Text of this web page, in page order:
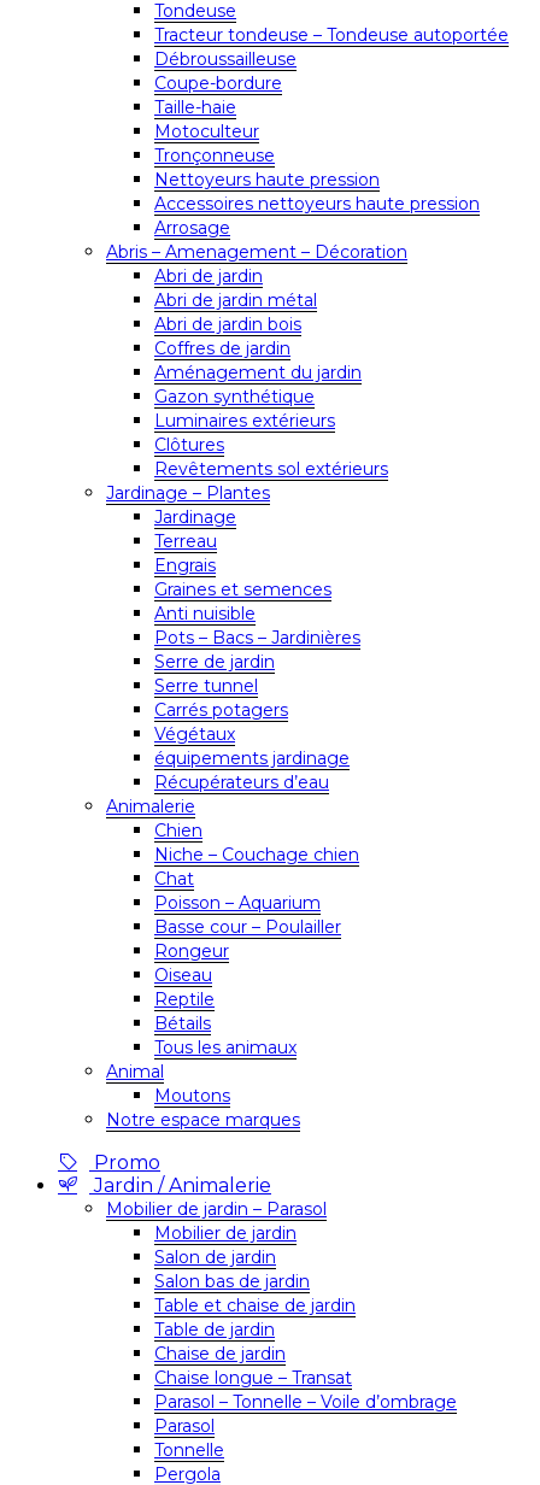
Tondeuse
Tracteur tondeuse – Tondeuse autoportée
Débroussailleuse
Coupe-bordure
Taille-haie
Motoculteur
Tronçonneuse
Nettoyeurs haute pression
Accessoires nettoyeurs haute pression
Arrosage
Abris – Amenagement – Décoration
Abri de jardin
Abri de jardin métal
Abri de jardin bois
Coffres de jardin
Aménagement du jardin
Gazon synthétique
Luminaires extérieurs
Clôtures
Revêtements sol extérieurs
Jardinage – Plantes
Jardinage
Terreau
Engrais
Graines et semences
Anti nuisible
Pots – Bacs – Jardinières
Serre de jardin
Serre tunnel
Carrés potagers
Végétaux
équipements jardinage
Récupérateurs d’eau
Animalerie
Chien
Niche – Couchage chien
Chat
Poisson – Aquarium
Basse cour – Poulailler
Rongeur
Oiseau
Reptile
Bétails
Tous les animaux
Animal
Moutons
Notre espace marques
Promo
Jardin / Animalerie
Mobilier de jardin – Parasol
Mobilier de jardin
Salon de jardin
Salon bas de jardin
Table et chaise de jardin
Table de jardin
Chaise de jardin
Chaise longue – Transat
Parasol – Tonnelle – Voile d’ombrage
Parasol
Tonnelle
Pergola